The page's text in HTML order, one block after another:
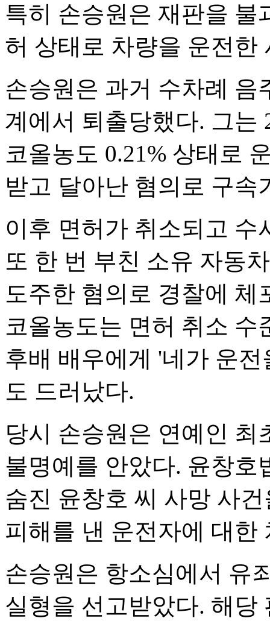
특히 손승원은 재판을 불
허 상태로 차량을 운전한
손승원은 과거 수차례 음
계에서 퇴출당했다. 그는
코올농도 0.21% 상태로
받고 달아난 혐의로 구속
이후 면허가 취소되고 수
또 한 번 부친 소유 자동
도주한 혐의로 경찰에 체
코올농도는 면허 취소 수
후배 배우에게 '네가 운
도 드러났다.
당시 손승원은 연예인
불명예를 안았다. 윤창호
숨진 윤창호 씨 사망 사
피해를 낸 운전자에 대한
손승원은 항소심에서 유
실형을 선고받았다. 해당